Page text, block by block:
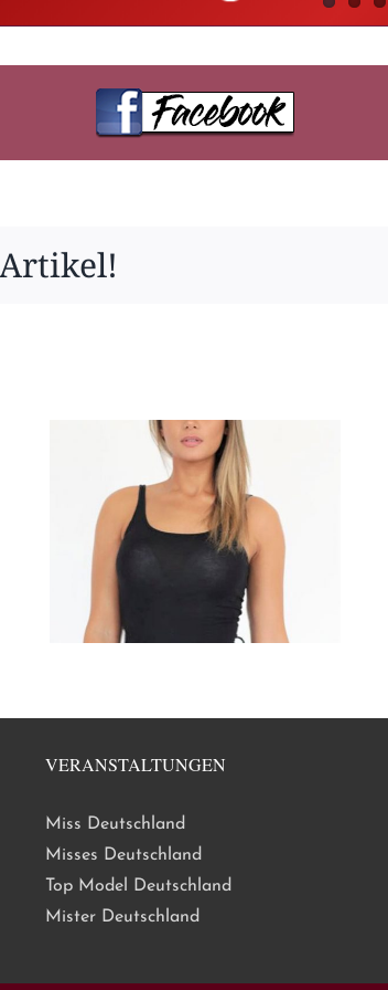
VERANSTALTUNGEN
Miss Deutschland
Misses Deutschland
Top Model Deutschland
Mister Deutschland